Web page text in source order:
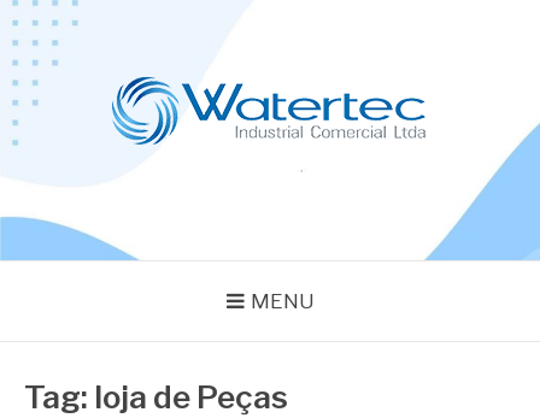
Pular
para
conteúdo
MENU
Tag: loja de Peças